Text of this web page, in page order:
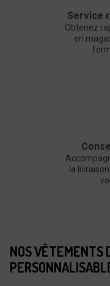
Service
Obtenez
en
la
NOS VÊTEMENTS